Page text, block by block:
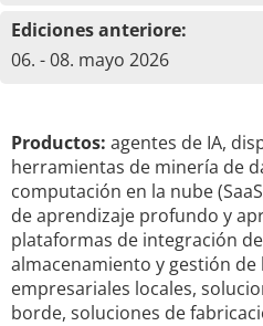
Ediciones anteriore:
06. - 08. mayo 2026
Productos: agentes de IA,
herramientas de minería de
computación en la nube
de aprendizaje profundo y
plataformas de integración
almacenamiento y gestión de
empresariales locales,
borde, soluciones de